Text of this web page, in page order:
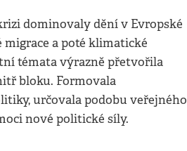
dominovaly dění v Evropské
a poté klimatické
témata výrazně přetvořila
bloku. Formovala
určovala podobu veřejného
nové politické síly.